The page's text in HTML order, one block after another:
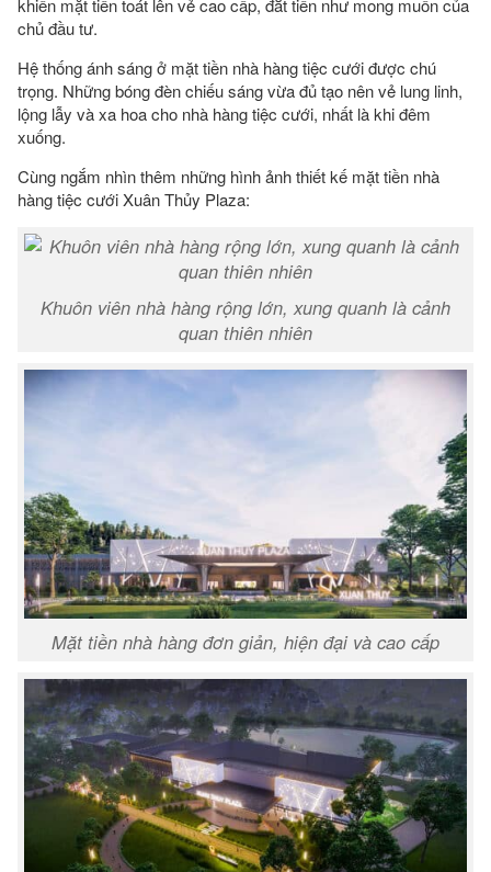
khiến mặt tiền toát lên vẻ cao cấp, đắt tiền như mong muốn của
chủ đầu tư.
Hệ thống ánh sáng ở mặt tiền nhà hàng tiệc cưới được chú
trọng. Những bóng đèn chiếu sáng vừa đủ tạo nên vẻ lung linh,
lộng lẫy và xa hoa cho nhà hàng tiệc cưới, nhất là khi đêm
xuống.
Cùng ngắm nhìn thêm những hình ảnh thiết kế mặt tiền nhà
hàng tiệc cưới Xuân Thủy Plaza:
Khuôn viên nhà hàng rộng lớn, xung quanh là cảnh
quan thiên nhiên
Mặt tiền nhà hàng đơn giản, hiện đại và cao cấp